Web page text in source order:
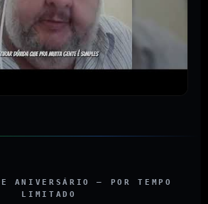
ANIVERSÁRIO — POR TEMPO
LIMITADO